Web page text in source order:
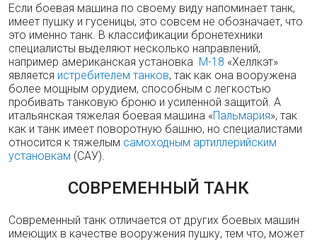
Если боевая машина по своему виду напоминает танк,
имеет пушку и гусеницы, это совсем не обозначает, что
это именно танк. В классификации бронетехники
специалисты выделяют несколько направлений,
например американская установка М-18 «Хеллкэт»
является истребителем танков, так как она вооружена
более мощным орудием, способным с легкостью
пробивать танковую броню и усиленной защитой. А
итальянская тяжелая боевая машина «Пальмария», так
как и танк имеет поворотную башню, но специалистами
относится к тяжелым самоходным артиллерийским
установкам (САУ).
СОВРЕМЕННЫЙ ТАНК
Современный танк отличается от других боевых машин
имеющих в качестве вооружения пушку, тем что, может